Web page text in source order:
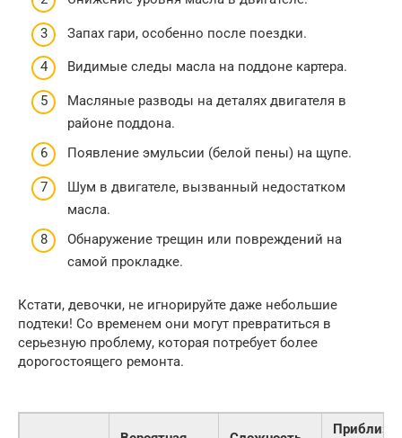
Запах гари, особенно после поездки.
Видимые следы масла на поддоне картера.
Масляные разводы на деталях двигателя в
районе поддона.
Появление эмульсии (белой пены) на щупе.
Шум в двигателе, вызванный недостатком
масла.
Обнаружение трещин или повреждений на
самой прокладке.
Кстати, девочки, не игнорируйте даже небольшие
подтеки! Со временем они могут превратиться в
серьезную проблему, которая потребует более
дорогостоящего ремонта.